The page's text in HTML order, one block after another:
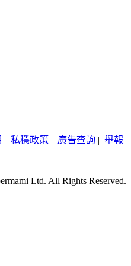
| 私穩政策 | 廣告查詢 | 舉報
Ltd. All Rights Reserved.